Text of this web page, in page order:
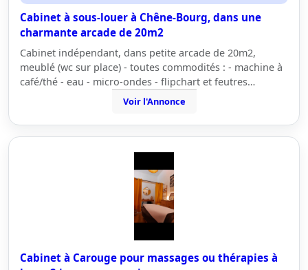
Cabinet à sous-louer à Chêne-Bourg, dans une
charmante arcade de 20m2
Cabinet indépendant, dans petite arcade de 20m2,
meublé (wc sur place) - toutes commodités : - machine à
café/thé - eau - micro-ondes - flipchart et feutres…
Voir l'Annonce
Cabinet à Carouge pour massages ou thérapies à